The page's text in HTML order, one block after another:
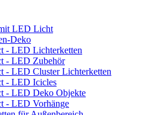
LED Licht
Deko
- LED Lichterketten
- LED Zubehör
- LED Cluster Lichterketten
- LED Icicles
- LED Deko Objekte
- LED Vorhänge